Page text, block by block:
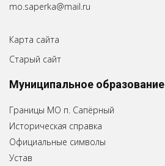
mo.saperka@mail.ru
Карта сайта
Старый сайт
Муниципальное образование
Границы МО п. Сапёрный
Историческая справка
Официальные символы
Устав